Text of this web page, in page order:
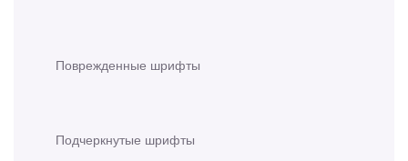
Поврежденные шрифты
Подчеркнутые шрифты